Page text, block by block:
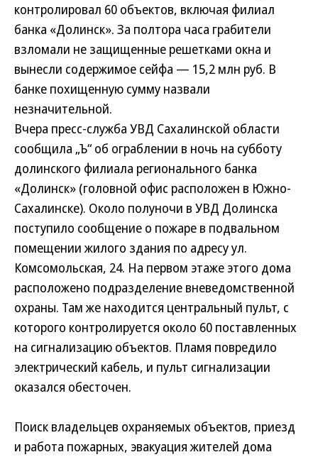
контролировал 60 объектов, включая филиал
банка «Долинск». За полтора часа грабители
взломали не защищенные решетками окна и
вынесли содержимое сейфа — 15,2 млн руб. В
банке похищенную сумму назвали
незначительной.
Вчера пресс-служба УВД Сахалинской области
сообщила „Ъ“ об ограблении в ночь на субботу
долинского филиала регионального банка
«Долинск» (головной офис расположен в Южно-
Сахалинске). Около полуночи в УВД Долинска
поступило сообщение о пожаре в подвальном
помещении жилого здания по адресу ул.
Комсомольская, 24. На первом этаже этого дома
расположено подразделение вневедомственной
охраны. Там же находится центральный пульт, с
которого контролируется около 60 поставленных
на сигнализацию объектов. Пламя повредило
электрический кабель, и пульт сигнализации
оказался обесточен.
Поиск владельцев охраняемых объектов, приезд
и работа пожарных, эвакуация жителей дома